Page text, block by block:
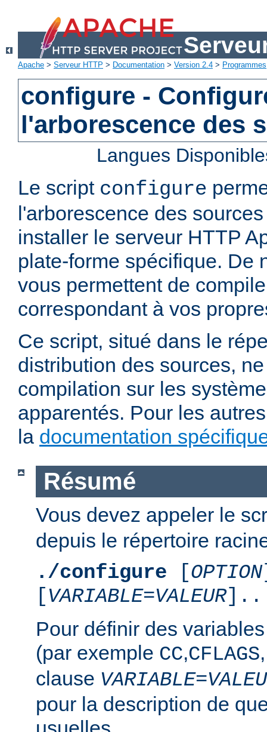
Apache > Serveur HTTP > Documentation > Version 2.4 > Programmes
configure -
l'arborescence des
Langues
Le script configure
l'arborescence des
installer le serveur HTTP
plate-forme spécifique. De
vous permettent de
correspondant à vos
Ce script, situé dans le
distribution des sources,
compilation sur les
apparentés. Pour les
la documentation
Résumé
Vous devez appeler le
depuis le répertoire
./configure [OPTION
[VARIABLE=VALEUR
Pour définir des
(par exemple CC,CFLAGS
clause VARIABLE=
pour la description de